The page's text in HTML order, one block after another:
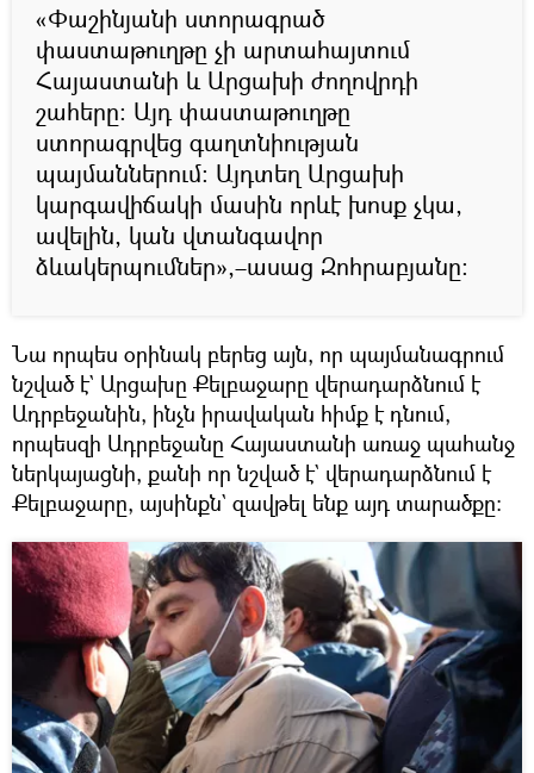
«Փաշինյանի ստորագրած
փաստաթուղթը չի արտահայտում
Հայաստանի և Արցախի ժողովրդի
շահերը։ Այդ փաստաթուղթը
ստորագրվեց գաղտնիության
պայմաններում։ Այդտեղ Արցախի
կարգավիճակի մասին որևէ խոսք չկա,
ավելին, կան վտանգավոր
ձևակերպումներ»,–ասաց Զոհրաբյանը։
Նա որպես օրինակ բերեց այն, որ պայմանագրում
նշված է` Արցախը Քելբաջարը վերադարձնում է
Ադրբեջանին, ինչն իրավական հիմք է դնում,
որպեսզի Ադրբեջանը Հայաստանի առաջ պահանջ
ներկայացնի, քանի որ նշված է` վերադարձնում է
Քելբաջարը, այսինքն` զավթել ենք այդ տարածքը։